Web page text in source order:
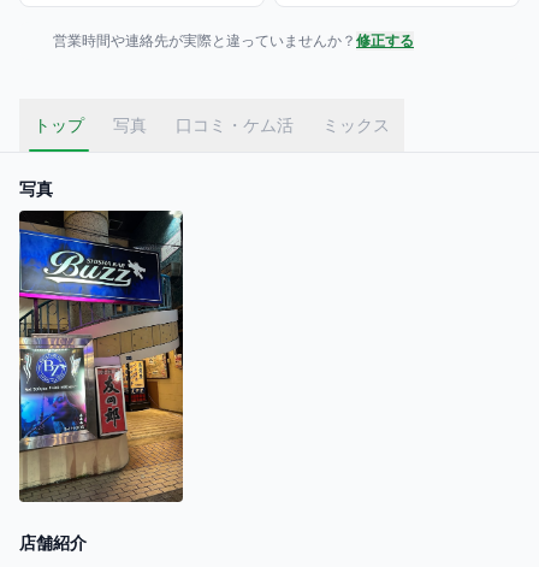
営業時間や連絡先が実際と違っていませんか？ 修正する
トップ 写真 口コミ・ケム活 ミックス
写真
店舗紹介